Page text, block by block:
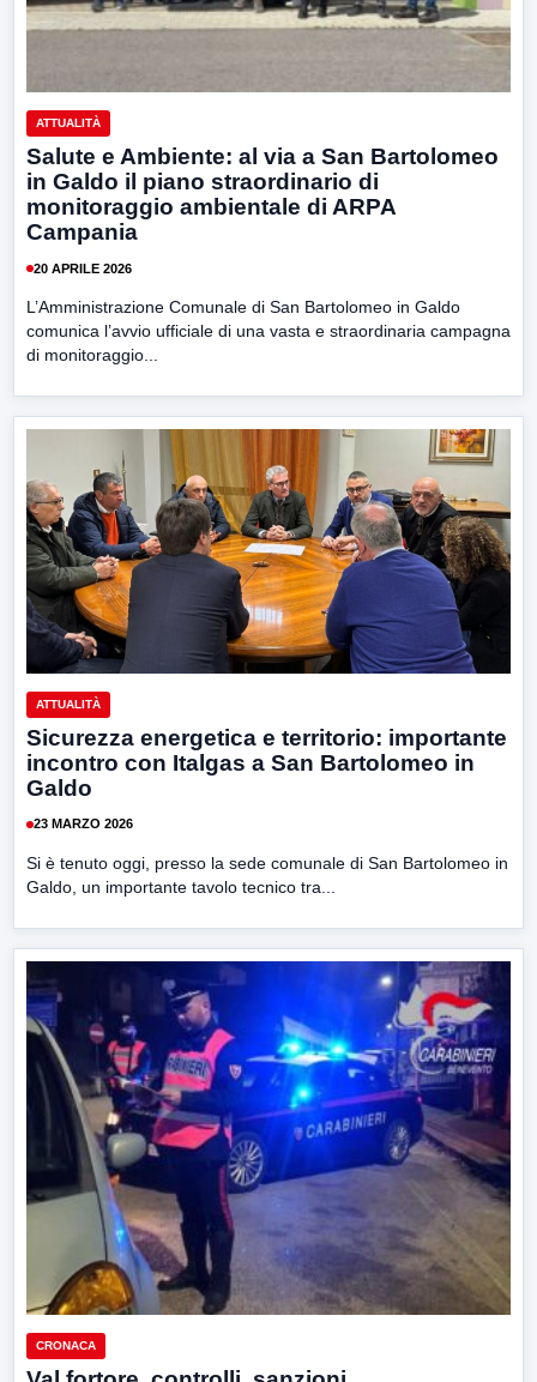
ATTUALITÀ
Salute e Ambiente: al via a San Bartolomeo
in Galdo il piano straordinario di
monitoraggio ambientale di ARPA
Campania
20 APRILE 2026
L’Amministrazione Comunale di San Bartolomeo in Galdo
comunica l’avvio ufficiale di una vasta e straordinaria campagna
di monitoraggio...
ATTUALITÀ
Sicurezza energetica e territorio: importante
incontro con Italgas a San Bartolomeo in
Galdo
23 MARZO 2026
Si è tenuto oggi, presso la sede comunale di San Bartolomeo in
Galdo, un importante tavolo tecnico tra...
CRONACA